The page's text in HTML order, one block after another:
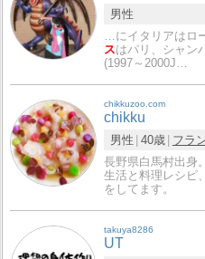
男性
…にイタリアはロ
スはパリ、シャン
(1997～2000J…
chikkuzoo.com
chikku
男性 40歳
フラ
長野県白馬村出身。
生活と料理レシピ
をしてます。
takuya8286
UT